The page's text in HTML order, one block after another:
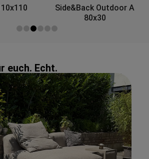
A
Side&Back Outdoor B
100x30
euch. Echt.